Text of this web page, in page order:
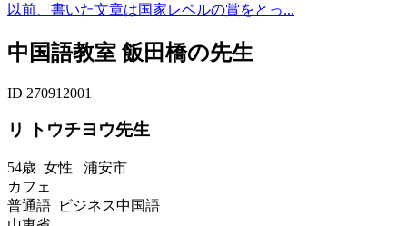
以前、書いた文章は国家レベルの賞をとっ...
中国語教室 飯田橋の先生
ID 270912001
リ トウチヨウ先生
54歳 女性 浦安市
カフェ
普通語 ビジネス中国語